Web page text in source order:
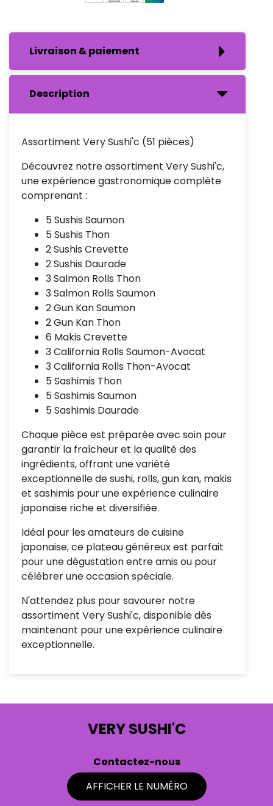
Livraison & paiement
Description
Assortiment Very Sushi'c (51 pièces)
Découvrez notre assortiment Very Sushi'c,
une expérience gastronomique complète
comprenant :
5 Sushis Saumon
5 Sushis Thon
2 Sushis Crevette
2 Sushis Daurade
3 Salmon Rolls Thon
3 Salmon Rolls Saumon
2 Gun Kan Saumon
2 Gun Kan Thon
6 Makis Crevette
3 California Rolls Saumon-Avocat
3 California Rolls Thon-Avocat
5 Sashimis Thon
5 Sashimis Saumon
5 Sashimis Daurade
Chaque pièce est préparée avec soin pour
garantir la fraîcheur et la qualité des
ingrédients, offrant une variété
exceptionnelle de sushi, rolls, gun kan, makis
et sashimis pour une expérience culinaire
japonaise riche et diversifiée.
Idéal pour les amateurs de cuisine
japonaise, ce plateau généreux est parfait
pour une dégustation entre amis ou pour
célébrer une occasion spéciale.
N'attendez plus pour savourer notre
assortiment Very Sushi'c, disponible dès
maintenant pour une expérience culinaire
exceptionnelle.
VERY SUSHI'C
Contactez-nous
AFFICHER LE NUMÉRO